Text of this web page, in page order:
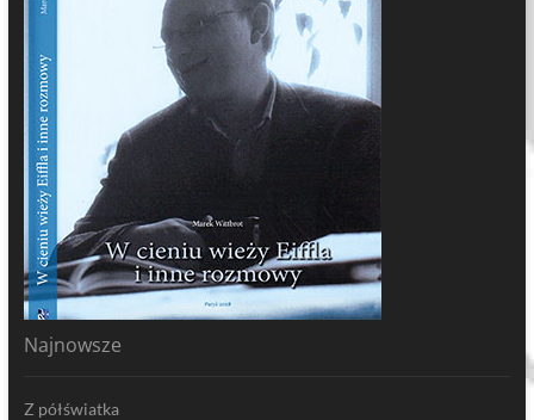
Najnowsze
Z półświatka